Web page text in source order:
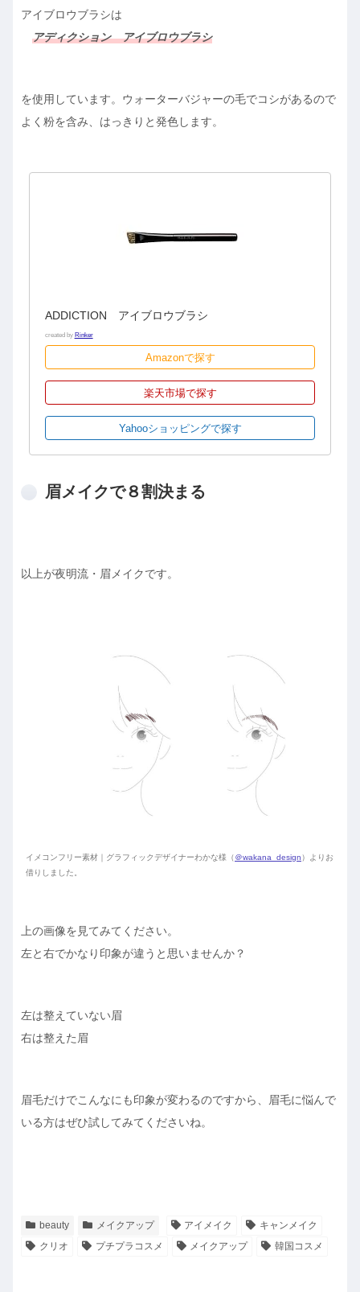
アイブロウブラシは
アディクション アイブロウブラシ
を使用しています。ウォーターバジャーの毛でコシがあるので
よく粉を含み、はっきりと発色します。
ADDICTION アイブロウブラシ
created by Rinker
Amazonで探す
楽天市場で探す
Yahooショッピングで探す
眉メイクで８割決まる
以上が夜明流・眉メイクです。
イメコンフリー素材｜グラフィックデザイナーわかな様（＠wakana_design）よりお
借りしました。
上の画像を見てみてください。
左と右でかなり印象が違うと思いませんか？
左は整えていない眉
右は整えた眉
眉毛だけでこんなにも印象が変わるのですから、眉毛に悩んで
いる方はぜひ試してみてくださいね。
beauty メイクアップ アイメイク
キャンメイク
クリオ
プチプラコスメ メイクアップ 韓国コスメ